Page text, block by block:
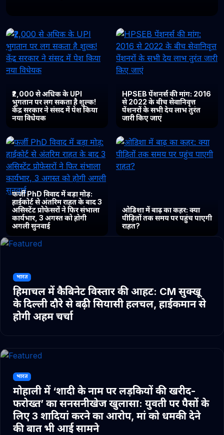
₹2,000 से अधिक के UPI
भुगतान पर लग सकता है शुल्क!
केंद्र सरकार ने संसद में पेश किया
नया विधेयक
HPSEB पेंशनर्स की मांग: 2016
से 2022 के बीच सेवानिवृत्त
पेंशनरों के सभी देय लाभ तुरंत
जारी किए जाएं
फर्जी PhD विवाद में बड़ा मोड़:
हाईकोर्ट से अंतरिम राहत के बाद 3
असिस्टेंट प्रोफेसरों ने फिर संभाला
कार्यभार, 3 अगस्त को होगी
अगली सुनवाई
ओडिशा में बाढ़ का कहर: क्या
पीड़ितों तक समय पर पहुंच पाएगी
राहत?
भारत
हिमाचल में कैबिनेट विस्तार की आहट: CM सुक्खू
के दिल्ली दौरे से बढ़ी सियासी हलचल, हाईकमान से
होगी अहम चर्चा
भारत
मोहाली में ‘शादी के नाम पर लड़कियों की खरीद-
फरोख्त’ का सनसनीखेज खुलासा: युवती पर पैसों के
लिए 3 शादियां करने का आरोप, मां को धमकी देने
की बात भी आई सामने